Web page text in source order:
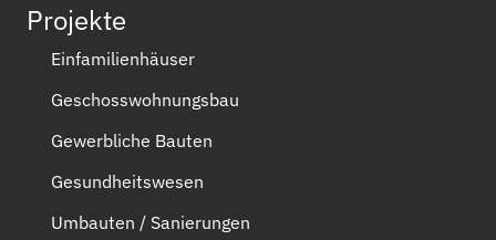
Projekte
Einfamilienhäuser
Geschosswohnungsbau
Gewerbliche Bauten
Gesundheitswesen
Umbauten / Sanierungen